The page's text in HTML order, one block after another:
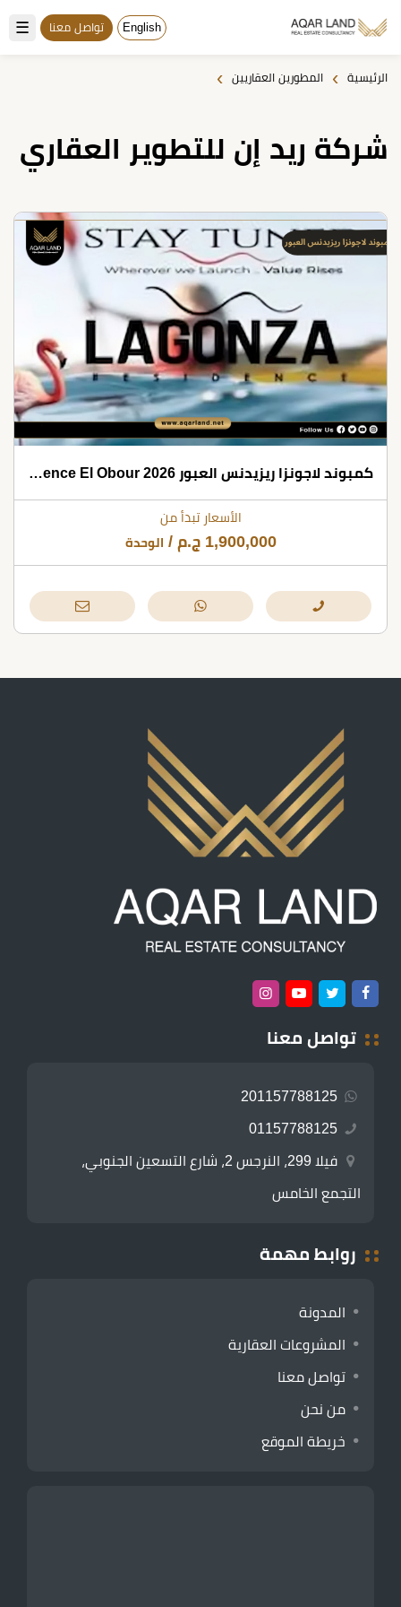
☰ English تواصل معنا
الرئيسية › المطورين العقاريين ›
شركة ريد إن للتطوير العقاري
كمبوند لاجونزا ريزيدنس العبور 2026 Lagonza Residence El Obour
الأسعار تبدأ من
1,900,000 ج.م / الوحدة
تواصل معنا
201157788125
01157788125
فيلا 299، النرجس 2، شارع التسعين الجنوبي،
التجمع الخامس
روابط مهمة
المدونة
المشروعات العقارية
تواصل معنا
من نحن
خريطة الموقع